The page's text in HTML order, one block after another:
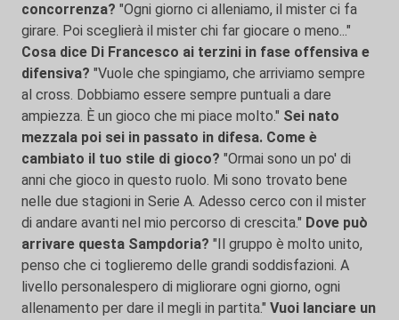
concorrenza? "Ogni giorno ci alleniamo, il mister ci fa
girare. Poi sceglierà il mister chi far giocare o meno..."
Cosa dice Di Francesco ai terzini in fase offensiva e
difensiva? "Vuole che spingiamo, che arriviamo sempre
al cross. Dobbiamo essere sempre puntuali a dare
ampiezza. È un gioco che mi piace molto." Sei nato
mezzala poi sei in passato in difesa. Come è
cambiato il tuo stile di gioco? "Ormai sono un po' di
anni che gioco in questo ruolo. Mi sono trovato bene
nelle due stagioni in Serie A. Adesso cerco con il mister
di andare avanti nel mio percorso di crescita." Dove può
arrivare questa Sampdoria? "Il gruppo è molto unito,
penso che ci toglieremo delle grandi soddisfazioni. A
livello personalespero di migliorare ogni giorno, ogni
allenamento per dare il megli in partita." Vuoi lanciare un